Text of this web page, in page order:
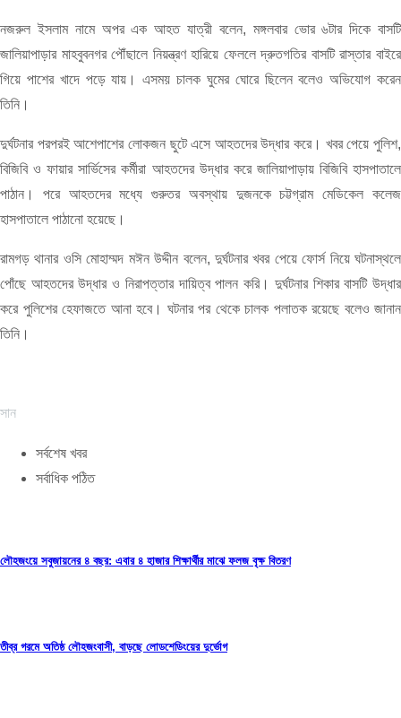
নজরুল ইসলাম নামে অপর এক আহত যাত্রী বলেন, মঙ্গলবার ভোর ৬টার দিকে বাসটি
জালিয়াপাড়ার মাহবুবনগর পৌঁছালে নিয়ন্ত্রণ হারিয়ে ফেললে দ্রুতগতির বাসটি রাস্তার বাইরে
গিয়ে পাশের খাদে পড়ে যায়। এসময় চালক ঘুমের ঘোরে ছিলেন বলেও অভিযোগ করেন
তিনি।
দুর্ঘটনার পরপরই আশেপাশের লোকজন ছুটে এসে আহতদের উদ্ধার করে। খবর পেয়ে পুলিশ,
বিজিবি ও ফায়ার সার্ভিসের কর্মীরা আহতদের উদ্ধার করে জালিয়াপাড়ায় বিজিবি হাসপাতালে
পাঠান। পরে আহতদের মধ্যে গুরুতর অবস্থায় দুজনকে চট্টগ্রাম মেডিকেল কলেজ
হাসপাতালে পাঠানো হয়েছে।
রামগড় থানার ওসি মোহাম্মদ মঈন উদ্দীন বলেন, দুর্ঘটনার খবর পেয়ে ফোর্স নিয়ে ঘটনাস্থলে
পোঁছে আহতদের উদ্ধার ও নিরাপত্তার দায়িত্ব পালন করি। দুর্ঘটনার শিকার বাসটি উদ্ধার
করে পুলিশের হেফাজতে আনা হবে। ঘটনার পর থেকে চালক পলাতক রয়েছে বলেও জানান
তিনি।
সান
সর্বশেষ খবর
সর্বাধিক পঠিত
লৌহজংয়ে সবুজায়নের ৪ বছর: এবার ৪ হাজার শিক্ষার্থীর মাঝে ফলজ বৃক্ষ বিতরণ
তীব্র গরমে অতিষ্ঠ লৌহজংবাসী, বাড়ছে লোডশেডিংয়ের দুর্ভোগ